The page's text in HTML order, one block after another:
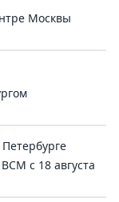
Москвы
с 18 августа